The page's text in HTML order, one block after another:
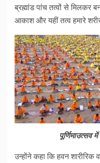
ब्रह्मांड पांच तत्वों से मिलकर
आकाश और यहीं तत्व हमारे
पूर्णिमाउत्सव
उन्होंने कहा कि हवन शारीरिक